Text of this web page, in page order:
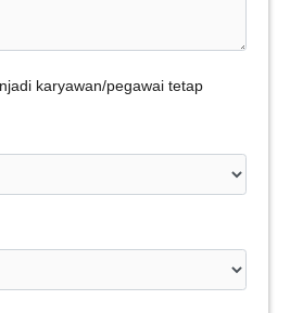
karyawan/pegawai tetap